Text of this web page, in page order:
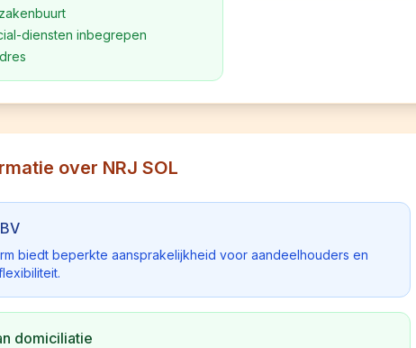
diensten inbegrepen
over NRJ SOL
biedt beperkte aansprakelijkheid voor aandeelhouders en
domiciliatie